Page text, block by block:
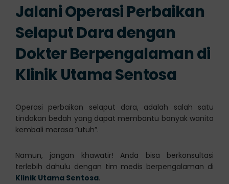
Jalani Operasi Perbaikan
Selaput Dara dengan
Dokter Berpengalaman di
Klinik Utama Sentosa
Operasi perbaikan selaput dara, adalah salah satu
tindakan bedah yang dapat membantu banyak wanita
kembali merasa “utuh”.
Namun, jangan khawatir! Anda bisa berkonsultasi
terlebih dahulu dengan tim medis berpengalaman di
Klinik Utama Sentosa.